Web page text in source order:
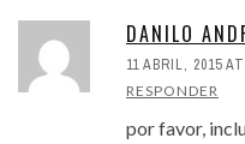
DANILO
11 ABRIL, 2015
RESPONDER
por favor,